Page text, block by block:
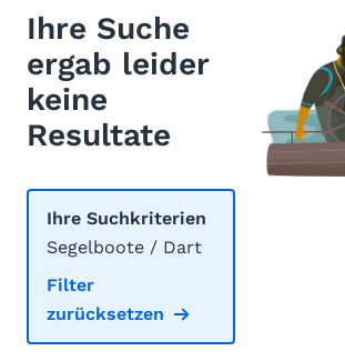
Ihre Suche
ergab leider
keine
Resultate
Ihre Suchkriterien
Segelboote / Dart
Filter
zurücksetzen